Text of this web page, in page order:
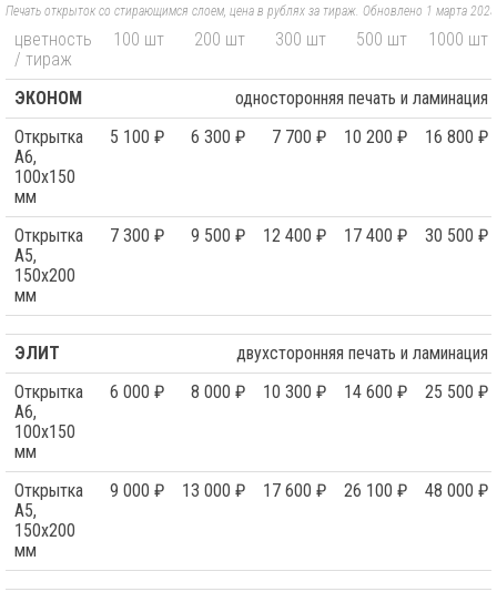
Печать открыток со стирающимся слоем, цена в рублях за тираж. Обновлено 1 марта 2023
цветность
/ тираж
100 шт 200 шт 300 шт 500 шт 1000 шт
ЭКОНОМ
односторонняя печать и ламинация
Открытка
А6,
100х150
мм
5 100 ₽ 6 300 ₽ 7 700 ₽ 10 200 ₽ 16 800 ₽
Открытка
А5,
150х200
мм
7 300 ₽ 9 500 ₽ 12 400 ₽ 17 400 ₽ 30 500 ₽
ЭЛИТ
двухсторонняя печать и ламинация
Открытка
А6,
100х150
мм
6 000 ₽ 8 000 ₽ 10 300 ₽ 14 600 ₽ 25 500 ₽
Открытка
А5,
150х200
мм
9 000 ₽ 13 000 ₽ 17 600 ₽ 26 100 ₽ 48 000 ₽